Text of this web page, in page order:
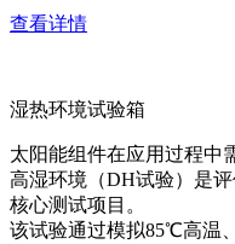
查看详情
湿热环境试验箱
太阳能组件在应用过程中
高湿环境（DH试验）是
核心测试项目。
该试验通过模拟85℃高温